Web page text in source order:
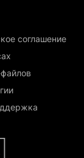
соглашение